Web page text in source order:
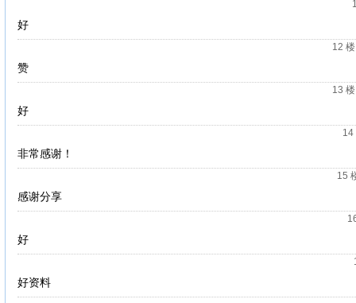
好
12 楼
赞
13 楼
好
14
非常感谢！
15
感谢分享
好
好资料